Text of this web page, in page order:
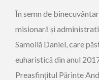
În semn de
misionară și
Samoilă Daniel, care
euharistică din anul
Preasfințitul Părinte